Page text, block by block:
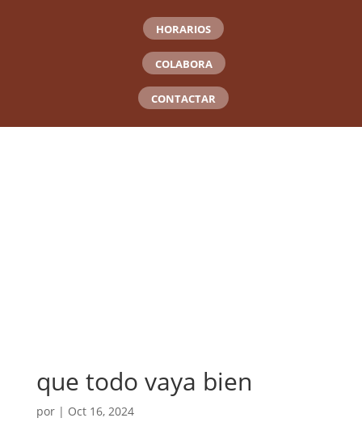
HORARIOS
COLABORA
CONTACTAR
que todo vaya bien
por | Oct 16, 2024